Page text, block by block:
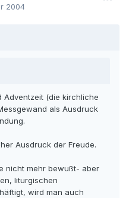
2004
Adventzeit (die kirchliche
als Ausdruck
Ausdruck der Freude.
nicht mehr bewußt- aber
liturgischen
wird man auch